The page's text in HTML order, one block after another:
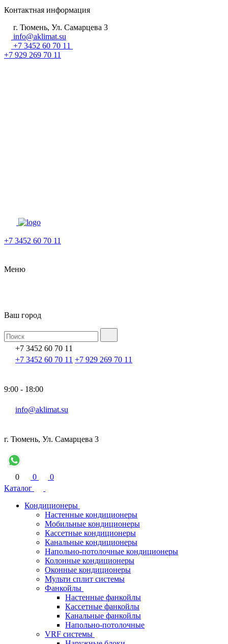
Контактная информация
г. Тюмень, Ул. Самарцева 3
info@aklimat.su
+7 3452 60 70 11
+7 929 269 70 11
+7 3452 60 70 11
Меню
Ваш город
+7 3452 60 70 11
+7 3452 60 70 11 +7 929 269 70 11
9:00 - 18:00
info@aklimat.su
г. Тюмень, Ул. Самарцева 3
0 0
0
Каталог
Кондиционеры
Настенные кондиционеры
Мобильные кондиционеры
Кассетные кондиционеры
Канальные кондиционеры
Напольно-потолочные кондиционеры
Колонные кондиционеры
Оконные кондиционеры
Мульти сплит системы
Фанкойлы
Настенные фанкойлы
Кассетные фанкойлы
Канальные фанкойлы
Напольно-потолочные
VRF системы